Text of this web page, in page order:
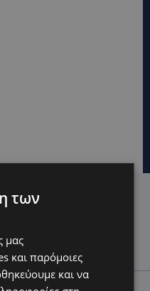
στην Κύπρο: Ισχυρή
των
μας
και παρόμοιες
και να